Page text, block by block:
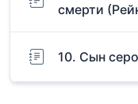
смерти
10. Сын